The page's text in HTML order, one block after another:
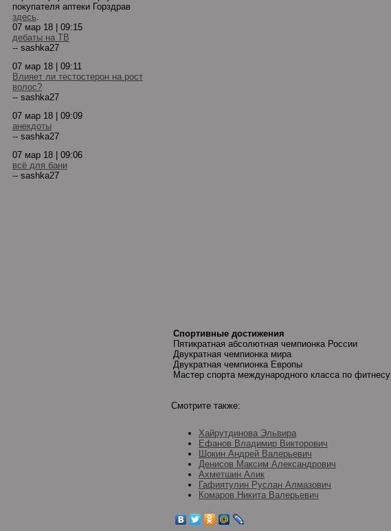
покупателя аптеки Горздрав
здесь.
07 мар 18 | 09:15
дебаты на ТВ
-- sashka27
07 мар 18 | 09:11
Влияет ли тестостерон на рост
волос?
-- sashka27
07 мар 18 | 09:09
анекдоты
-- sashka27
07 мар 18 | 09:06
всё для бани
-- sashka27
Спортивные достижения
Пятикратная абсолютная чемпионка России
Двукратная чемпионка мира
Двукратная чемпионка Европы
Мастер спорта международного класса по фитнесу
Смотрите также:
Хайрутдинова Эльвира
Ефанов Владимир Викторович
Шокин Андрей Валерьевич
Денисов Максим Александрович
Ахметшин Алик
Гафиятулин Руслан Алмазович
Комаров Никита Валерьевич